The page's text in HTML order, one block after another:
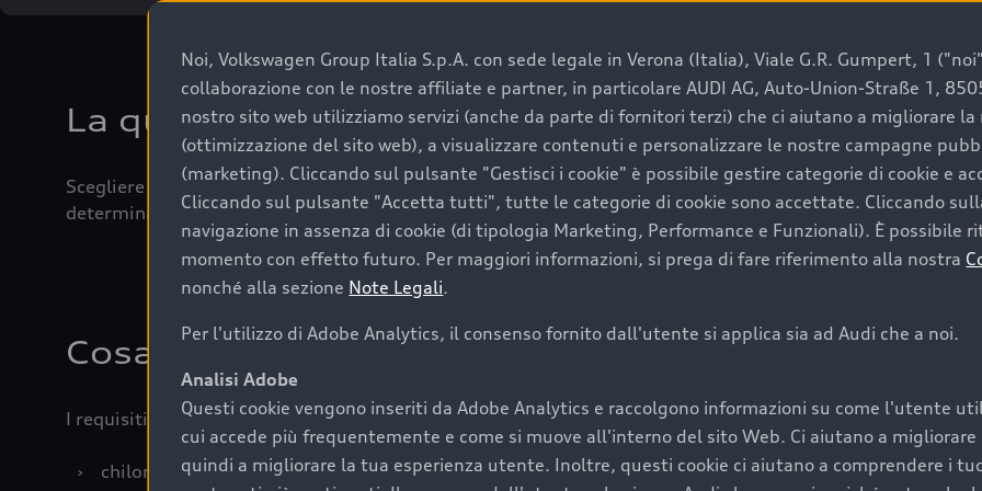
La qualità di acquistare un’auto usata Audi
Scegliere un’auto usata è una decisione che coniuga convenienza, affidabilità e sostenibilità. Per fare un
determinanti come la garanzia inclusa e l’affidabilità del marchio. Audi offre l’auto usata perfetta tramite
Cosa sapere prima di acquistare la tua prossima
I requisiti fondamentali da considerare prima di acquistare un’auto usata, oltre al prezzo e all'aspetto,
› chilometraggio: un valore contenuto corrisponde a uno stato migliore del veicolo e a una maggiore
Noi, Volkswagen Group Italia S.p.A. con sede legale in Verona (Italia), Viale G.R. Gumpert, 1
collaborazione con le nostre affiliate e partner, in particolare AUDI AG, Auto-Union-Straße 1,
nostro sito web utilizziamo servizi (anche da parte di fornitori terzi) che ci aiutano a migliorare
(ottimizzazione del sito web), a visualizzare contenuti e personalizzare le nostre campagne
(marketing). Cliccando sul pulsante "Gestisci i cookie" è possibile gestire categorie di cookie e
Cliccando sul pulsante "Accetta tutti", tutte le categorie di cookie sono accettate. Cliccando
navigazione in assenza di cookie (di tipologia Marketing, Performance e Funzionali). È possibile
momento con effetto futuro. Per maggiori informazioni, si prega di fare riferimento alla nostra
nonché alla sezione Note Legali.
Per l'utilizzo di Adobe Analytics, il consenso fornito dall'utente si applica sia ad Audi che a noi.
Analisi Adobe
Questi cookie vengono inseriti da Adobe Analytics e raccolgono informazioni su come l'utente
cui accede più frequentemente e come si muove all'interno del sito Web. Ci aiutano a
quindi a migliorare la tua esperienza utente. Inoltre, questi cookie ci aiutano a comprendere i